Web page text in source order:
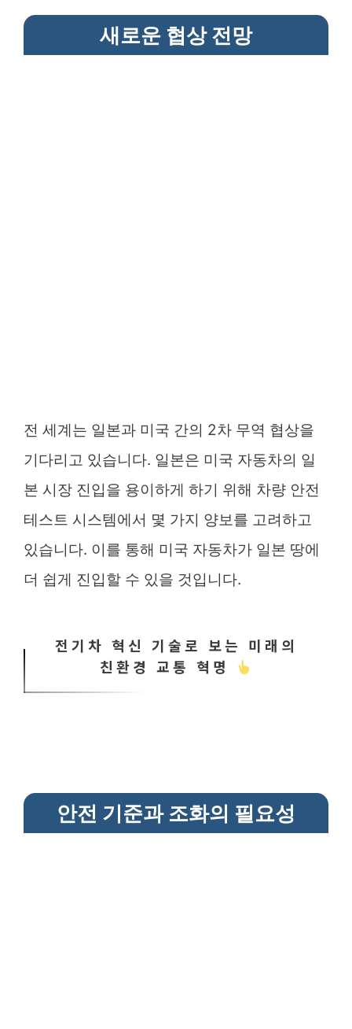
새로운 협상 전망
전 세계는 일본과 미국 간의 2차 무역 협상을
기다리고 있습니다. 일본은 미국 자동차의 일
본 시장 진입을 용이하게 하기 위해 차량 안전
테스트 시스템에서 몇 가지 양보를 고려하고
있습니다. 이를 통해 미국 자동차가 일본 땅에
더 쉽게 진입할 수 있을 것입니다.
전기차 혁신 기술로 보는 미래의
친환경 교통 혁명
안전 기준과 조화의 필요성